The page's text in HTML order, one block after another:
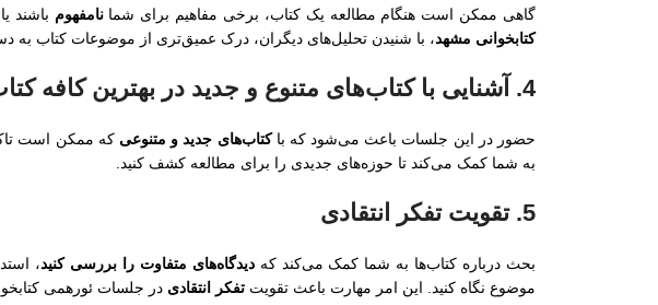
گاهی ممکن است هنگام مطالعه یک کتاب، برخی مفاهیم برای شمانامفهوم باشند
کتابخوانی مشهد، با شنیدن تحلیل‌های دیگران، درک عمیق‌تری از موضوعات کتاب به
4. آشنایی با کتاب‌های متنوع و جدید در بهترین کافه کتاب مشهد
حضور در این جلسات باعث می‌شود که باکتاب‌های جدید و متنوعی که ممکن است
به شما کمک می‌کند تا حوزه‌های جدیدی را برای مطالعه کشف کنید.
5. تقویت تفکر انتقادی
بحث درباره کتاب‌ها به شما کمک می‌کند کهدیدگاه‌های متفاوت را بررسی کنید،
موضوع نگاه کنید. این امر مهارت باعث تقویت تفکر انتقادی در جلسات ئورهمی